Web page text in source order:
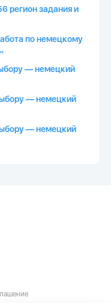
регион задания и
по немецкому
— немецкий
— немецкий
— немецкий